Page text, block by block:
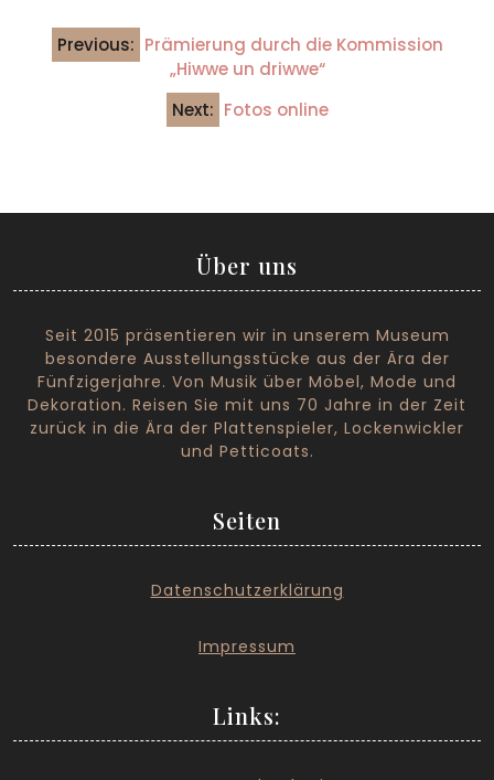
Post
navigation
Previous: Prämierung durch die Kommission
„Hiwwe un driwwe“
Next: Fotos online
Über uns
Seit 2015 präsentieren wir in unserem Museum
besondere Ausstellungsstücke aus der Ära der
Fünfzigerjahre. Von Musik über Möbel, Mode und
Dekoration. Reisen Sie mit uns 70 Jahre in der Zeit
zurück in die Ära der Plattenspieler, Lockenwickler
und Petticoats.
Seiten
Datenschutzerklärung
Impressum
Links: